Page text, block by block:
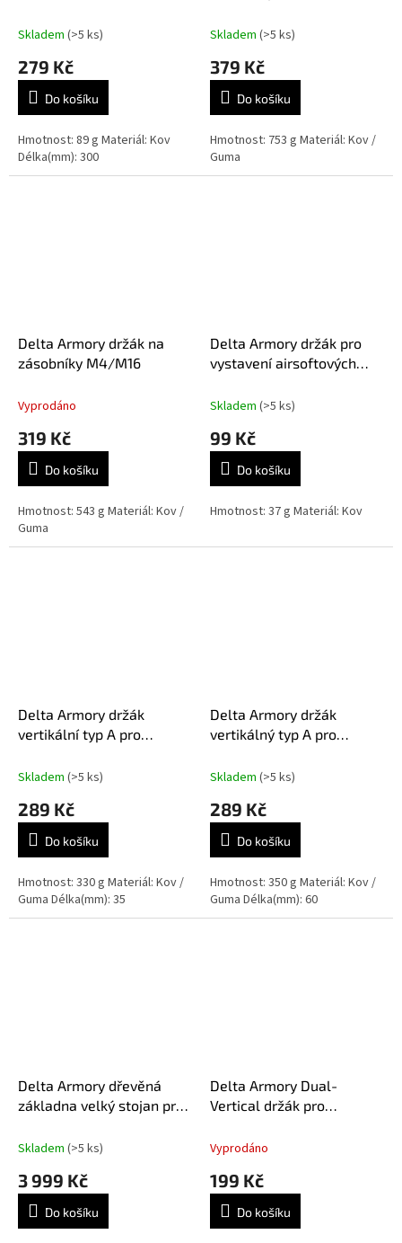
Skladem (>5 ks)
279 Kč
Do košíku
Hmotnost: 89 g Materiál: Kov
Délka(mm): 300
Skladem (>5 ks)
379 Kč
Do košíku
Hmotnost: 753 g Materiál: Kov /
Guma
Delta Armory držák na
zásobníky M4/M16
Vyprodáno
319 Kč
Do košíku
Hmotnost: 543 g Materiál: Kov /
Guma
Delta Armory držák pro
vystavení airsoftových
Skladem (>5 ks)
99 Kč
Do košíku
Hmotnost: 37 g Materiál: Kov
Delta Armory držák
vertikální typ A pro
Skladem (>5 ks)
289 Kč
Do košíku
Hmotnost: 330 g Materiál: Kov /
Guma Délka(mm): 35
Delta Armory držák
vertikálný typ A pro
Skladem (>5 ks)
289 Kč
Do košíku
Hmotnost: 350 g Materiál: Kov /
Guma Délka(mm): 60
Delta Armory dřevěná
základna velký stojan pro
zbraní
Skladem (>5 ks)
3 999 Kč
Do košíku
Delta Armory Dual-
Vertical držák pro
zbraní
Vyprodáno
199 Kč
Do košíku